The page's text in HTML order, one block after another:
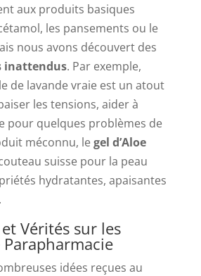
aux produits basiques
les pansements ou le
nous avons découvert des
inattendus. Par exemple,
de lavande vraie est un atout
les tensions, aider à
pour quelques problèmes de
méconnu, legel d’Aloe
suisse pour la peau
hydratantes, apaisantes
Vérités sur les
idées reçues au